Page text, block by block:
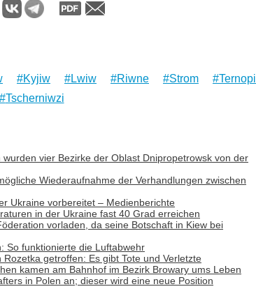
Kyjiw Lwiw Riwne Strom
Ternopil
Tscherniwzi
vier Bezirke der Oblast Dnipropetrowsk von der
Wiederaufnahme der Verhandlungen zwischen
Ukraine vorbereitet – Medienberichte
in der Ukraine fast 40 Grad erreichen
vorladen, da seine Botschaft in Kiew bei
So funktionierte die Luftabwehr
getroffen: Es gibt Tote und Verletzte
kamen am Bahnhof im Bezirk Browary ums Leben
in Polen an; dieser wird eine neue Position